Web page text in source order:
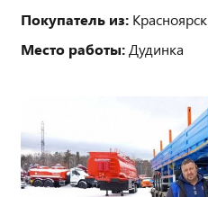
Покупатель из: Красноярск
Место работы: Дудинка